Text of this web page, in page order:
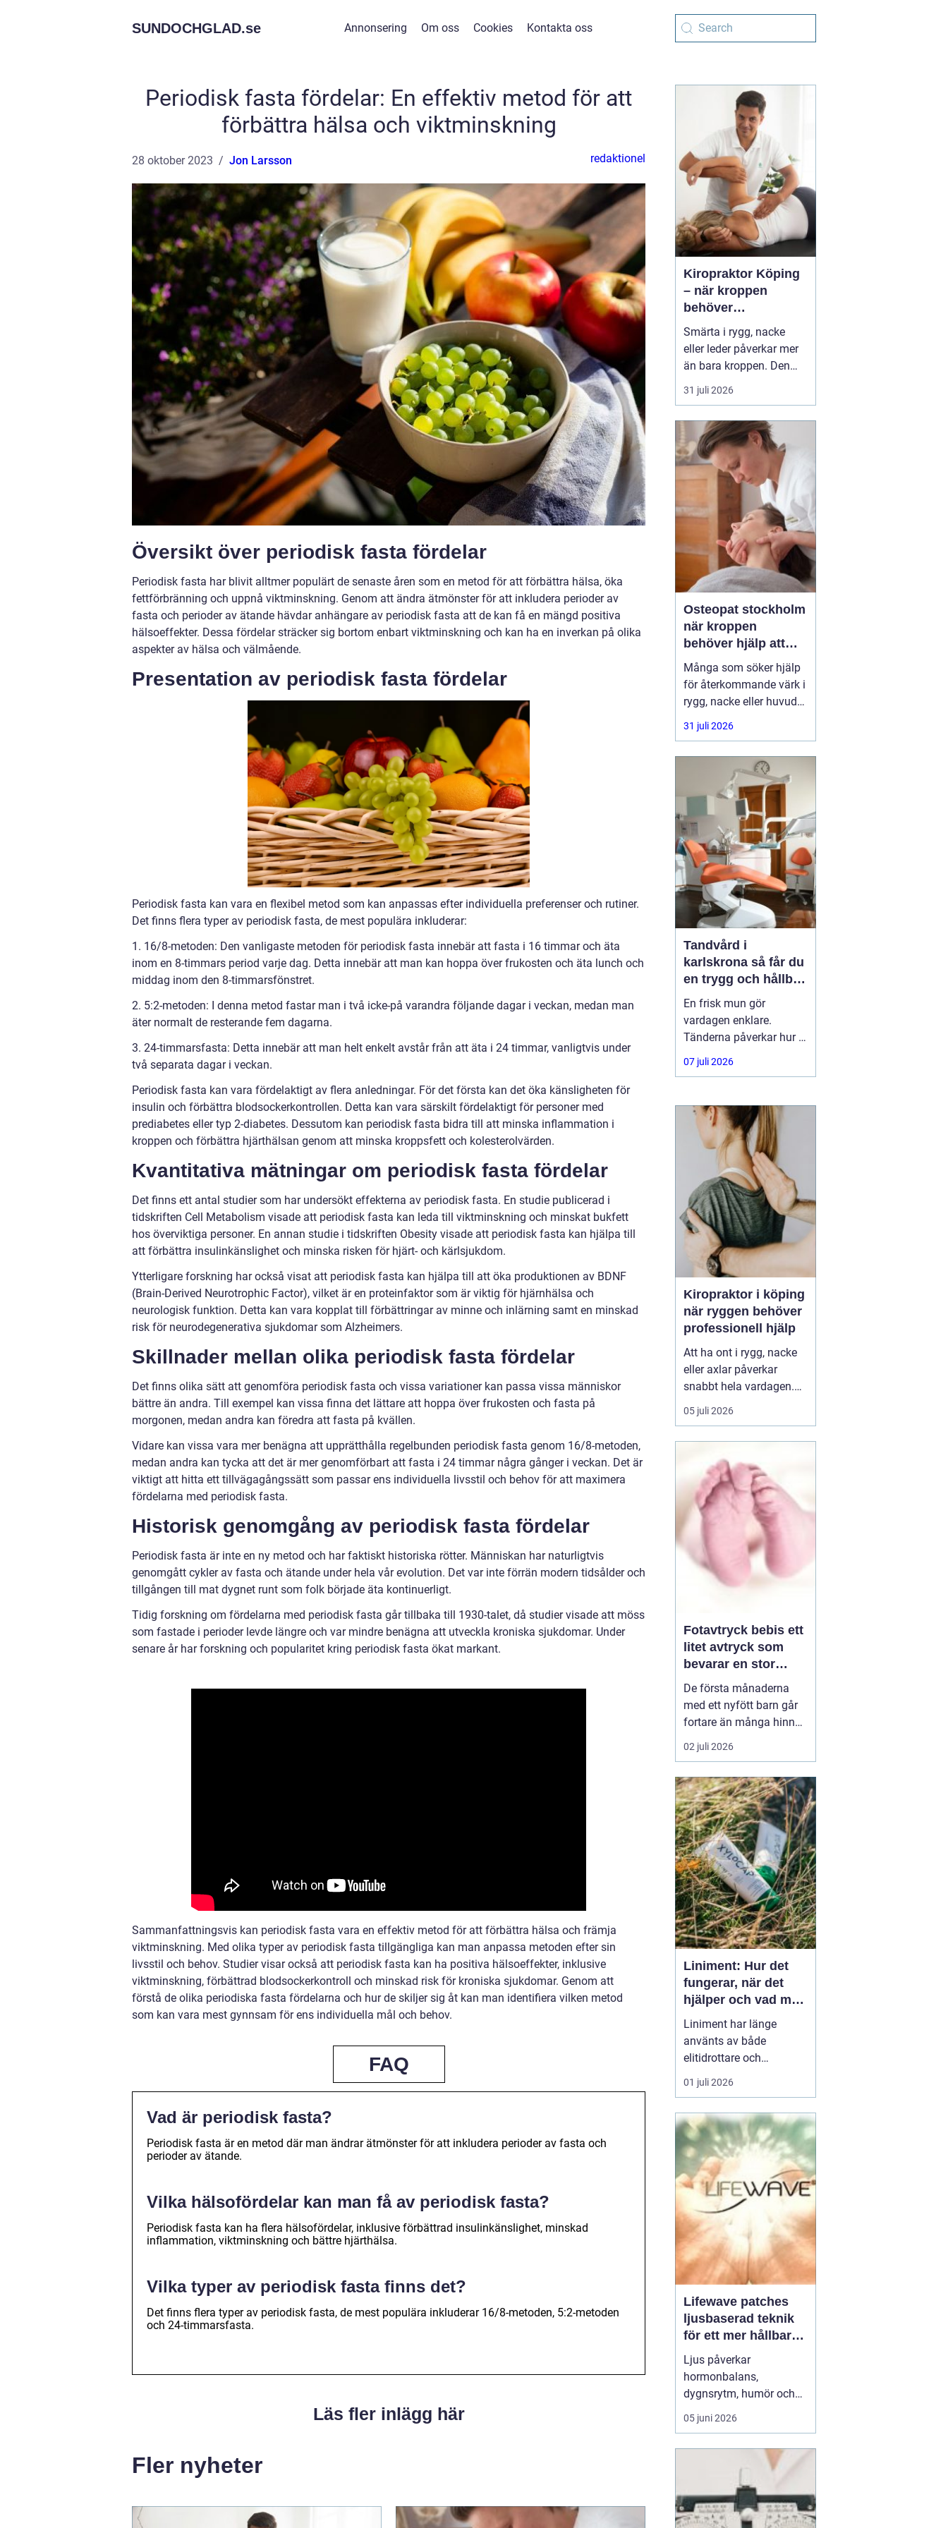
SUNDOCHGLAD.se Annonsering Om oss Cookies Kontakta oss
Periodisk fasta fördelar: En effektiv metod för att
förbättra hälsa och viktminskning
28 oktober 2023 Jon Larsson redaktionel
Översikt över periodisk fasta fördelar
Periodisk fasta har blivit alltmer populärt de senaste åren som en metod för att förbättra hälsa, öka
fettförbränning och uppnå viktminskning. Genom att ändra ätmönster för att inkludera perioder av
fasta och perioder av ätande hävdar anhängare av periodisk fasta att de kan få en mängd positiva
hälsoeffekter. Dessa fördelar sträcker sig bortom enbart viktminskning och kan ha en inverkan på olika
aspekter av hälsa och välmående.
Presentation av periodisk fasta fördelar
Periodisk fasta kan vara en flexibel metod som kan anpassas efter individuella preferenser och rutiner.
Det finns flera typer av periodisk fasta, de mest populära inkluderar:
1. 16/8-metoden: Den vanligaste metoden för periodisk fasta innebär att fasta i 16 timmar och äta
inom en 8-timmars period varje dag. Detta innebär att man kan hoppa över frukosten och äta lunch och
middag inom den 8-timmarsfönstret.
2. 5:2-metoden: I denna metod fastar man i två icke-på varandra följande dagar i veckan, medan man
äter normalt de resterande fem dagarna.
3. 24-timmarsfasta: Detta innebär att man helt enkelt avstår från att äta i 24 timmar, vanligtvis under
två separata dagar i veckan.
Periodisk fasta kan vara fördelaktigt av flera anledningar. För det första kan det öka känsligheten för
insulin och förbättra blodsockerkontrollen. Detta kan vara särskilt fördelaktigt för personer med
prediabetes eller typ 2-diabetes. Dessutom kan periodisk fasta bidra till att minska inflammation i
kroppen och förbättra hjärthälsan genom att minska kroppsfett och kolesterolvärden.
Kvantitativa mätningar om periodisk fasta fördelar
Det finns ett antal studier som har undersökt effekterna av periodisk fasta. En studie publicerad i
tidskriften Cell Metabolism visade att periodisk fasta kan leda till viktminskning och minskat bukfett
hos överviktiga personer. En annan studie i tidskriften Obesity visade att periodisk fasta kan hjälpa till
att förbättra insulinkänslighet och minska risken för hjärt- och kärlsjukdom.
Ytterligare forskning har också visat att periodisk fasta kan hjälpa till att öka produktionen av BDNF
(Brain-Derived Neurotrophic Factor), vilket är en proteinfaktor som är viktig för hjärnhälsa och
neurologisk funktion. Detta kan vara kopplat till förbättringar av minne och inlärning samt en minskad
risk för neurodegenerativa sjukdomar som Alzheimers.
Skillnader mellan olika periodisk fasta fördelar
Det finns olika sätt att genomföra periodisk fasta och vissa variationer kan passa vissa människor
bättre än andra. Till exempel kan vissa finna det lättare att hoppa över frukosten och fasta på
morgonen, medan andra kan föredra att fasta på kvällen.
Vidare kan vissa vara mer benägna att upprätthålla regelbunden periodisk fasta genom 16/8-metoden,
medan andra kan tycka att det är mer genomförbart att fasta i 24 timmar några gånger i veckan. Det är
viktigt att hitta ett tillvägagångssätt som passar ens individuella livsstil och behov för att maximera
fördelarna med periodisk fasta.
Historisk genomgång av periodisk fasta fördelar
Periodisk fasta är inte en ny metod och har faktiskt historiska rötter. Människan har naturligtvis
genomgått cykler av fasta och ätande under hela vår evolution. Det var inte förrän modern tidsålder och
tillgången till mat dygnet runt som folk började äta kontinuerligt.
Tidig forskning om fördelarna med periodisk fasta går tillbaka till 1930-talet, då studier visade att möss
som fastade i perioder levde längre och var mindre benägna att utveckla kroniska sjukdomar. Under
senare år har forskning och popularitet kring periodisk fasta ökat markant.
Sammanfattningsvis kan periodisk fasta vara en effektiv metod för att förbättra hälsa och främja
viktminskning. Med olika typer av periodisk fasta tillgängliga kan man anpassa metoden efter sin
livsstil och behov. Studier visar också att periodisk fasta kan ha positiva hälsoeffekter, inklusive
viktminskning, förbättrad blodsockerkontroll och minskad risk för kroniska sjukdomar. Genom att
förstå de olika periodiska fasta fördelarna och hur de skiljer sig åt kan man identifiera vilken metod
som kan vara mest gynnsam för ens individuella mål och behov.
FAQ
Vad är periodisk fasta?
Periodisk fasta är en metod där man ändrar ätmönster för att inkludera perioder av fasta och
perioder av ätande.
Vilka hälsofördelar kan man få av periodisk fasta?
Periodisk fasta kan ha flera hälsofördelar, inklusive förbättrad insulinkänslighet, minskad
inflammation, viktminskning och bättre hjärthälsa.
Vilka typer av periodisk fasta finns det?
Det finns flera typer av periodisk fasta, de mest populära inkluderar 16/8-metoden, 5:2-metoden
och 24-timmarsfasta.
Läs fler inlägg här
Fler nyheter
Kiropraktor Köping
– när kroppen
behöver
professionell hjälp
Smärta i rygg, nacke
eller leder påverkar mer
än bara kroppen. Den
kan störa sömnen, göra
det svårt att koncentrera
sådant som arbete,
träning och vardagliga
sysslor. M...
31 juli 2026
Osteopat stockholm
när kroppen
behöver hjälp att
hitta balans
Många som söker hjälp
för återkommande värk i
rygg, nacke eller huvud
har redan provat både
träning, vila och
besvären släpper. Där
någonstans uppstår ofta
intresset för osteopati.
31 juli 2026
Tandvård i
karlskrona så får du
en trygg och hållbar
munhälsa
En frisk mun gör
vardagen enklare.
Tänderna påverkar hur vi
äter, hur vi pratar och hur
trygga vi känner oss i
människor sökerefter
tandvård Karlskrona
handlar
07 juli 2026
Kiropraktor i köping
när ryggen behöver
professionell hjälp
Att ha ont i rygg, nacke
eller axlar påverkar
snabbt hela vardagen.
Sömn, arbete, träning
och humör hänger ihop
därför en kiropraktor
Köping när värken inte
längre går över av sig
själv, eller när
återkommand...
05 juli 2026
Fotavtryck bebis ett
litet avtryck som
bevarar en stor
stund
De första månaderna
med ett nyfött barn går
fortare än många hinner
med. Ena dagen ryms
hela foten i handflatan,
redan vuxit ur sina första
pyjamasar.Ett fotavtryck
bebis fångarjust den d...
02 juli 2026
Liniment: Hur det
fungerar, när det
hjälper och vad man
bör tänka på
Liniment har länge
använts av både
elitidrottare och
vardagsmotionärer för
att lindra värk, stelhet
hur fungerar dessa
krämer egentligen, vad
innehåller de och när
passar de b&...
01 juli 2026
Lifewave patches
ljusbaserad teknik
för ett mer hållbart
välbefinnande
Ljus påverkar
hormonbalans,
dygnsrytm, humör och
återhämtning. Under
senare år har en ny typ
gränslandet mellan
egen biologi:Lifewave
patches. De är små
05 juni 2026